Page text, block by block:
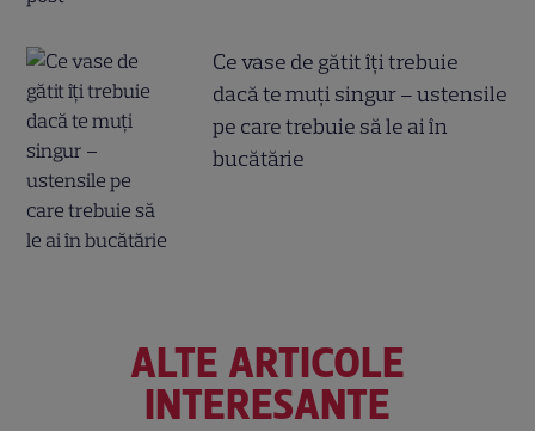
Ce vase de gătit îți trebuie
dacă te muți singur – ustensile
pe care trebuie să le ai în
bucătărie
ALTE ARTICOLE
INTERESANTE